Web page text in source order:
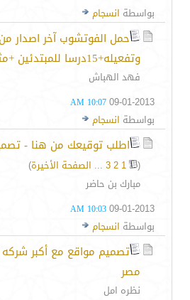
بواسطة انسجام
حمل الفوتشوب آخر اصدار
وتفعيله+15درسا للمبتدئين +مثلها للمحترفين
فهد الهباش
09-01-2013
10:07 AM
بواسطة انسجام
اطلب توقيعك من هنا -
(
1
2
3
... الصفحة الأخيرة)
مبارك بن حاضر
09-01-2013
10:03 AM
بواسطة انسجام
تصميم مواقع مع أكبر
مصر
نظره امل